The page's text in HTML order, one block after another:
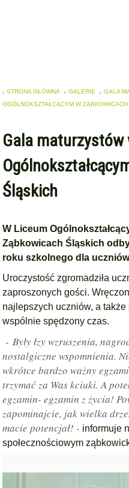
STRONA GŁÓWNA GALERIE
GALA
OGÓLNOKSZTAŁCĄCYM W
Gala maturzystów
Śląskich
W Liceum
Ząbkowicach Śląskich
roku szkolnego dla
Uroczystość zgromadziła
zaproszonych gości.
najlepszych uczniów, a
wspólnie spędzony czas.
- Były łzy wzruszenia,
nostalgiczne wspomnienia.
wkrótce bardzo ważny
trzymać za Was kciuki. A
egzamin- egzamin z życia!
zapominajcie, jak wielka
macie potencjał! - informuje
społecznościowym